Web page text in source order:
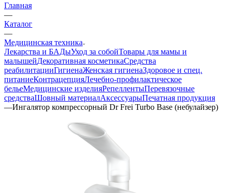
Главная
—
Каталог
—
Медицинская техника
Лекарства и БАДыУход за собойТовары для мамы и
малышейДекоративная косметикаСредства
реабилитацииГигиенаЖенская гигиенаЗдоровое и спец.
питаниеКонтрацепцияЛечебно-профилактическое
бельеМедицинские изделияРепеллентыПеревязочные
средстваШовный материалАксессуарыПечатная продукция
—Ингалятор компрессорный Dr Frei Turbo Base (небулайзер)